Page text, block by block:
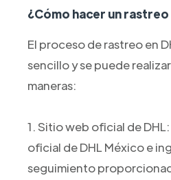
¿Cómo hacer un rastreo
El proceso de rastreo en
sencillo y se puede
maneras:
1. Sitio web oficial de
oficial de DHL México e
seguimiento